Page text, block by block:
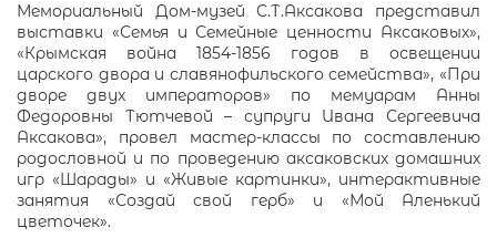
Мемориальный Дом-музей С.Т.Аксакова представил
выставки «Семья и Семейные ценности Аксаковых»,
«Крымская война 1854-1856 годов в освещении
царского двора и славянофильского семейства», «При
дворе двух императоров» по мемуарам Анны
Федоровны Тютчевой – супруги Ивана Сергеевича
Аксакова», провел мастер-классы по составлению
родословной и по проведению аксаковских домашних
игр «Шарады» и «Живые картинки», интерактивные
занятия «Создай свой герб» и «Мой Аленький
цветочек».